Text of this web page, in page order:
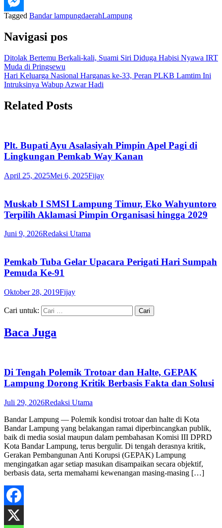
Tagged Bandar lampungdaerahLampung
Navigasi pos
Ditolak Bertemu Berkali-kali, Suami Siri Diduga Habisi Nyawa IRT
Muda di Pringsewu
Hari Keluarga Nasional Harganas ke-33, Peran PLKB Lamtim Ini
Intruksinya Wabup Azwar Hadi
Related Posts
Plt. Bupati Ayu Asalasiyah Pimpin Apel Pagi di
Lingkungan Pemkab Way Kanan
April 25, 2025Mei 6, 2025Fijay
Muskab I SMSI Lampung Timur, Eko Wahyuntoro
Terpilih Aklamasi Pimpin Organisasi hingga 2029
Juni 9, 2026Redaksi Utama
Pemkab Tuba Gelar Upacara Perigati Hari Sumpah
Pemuda Ke-91
Oktober 28, 2019Fijay
Cari untuk:
Baca Juga
Di Tengah Polemik Trotoar dan Halte, GEPAK
Lampung Dorong Kritik Berbasis Fakta dan Solusi
Juli 29, 2026Redaksi Utama
Bandar Lampung — Polemik kondisi trotoar dan halte di Kota
Bandar Lampung yang belakangan ramai diperbincangkan publik,
baik di media sosial maupun dalam pembahasan Komisi III DPRD
Kota Bandar Lampung, terus bergulir. Di tengah derasnya kritik,
Gerakan Pembangunan Anti Korupsi (GEPAK) Lampung
mengingatkan agar setiap masukan disampaikan secara objektif,
berbasis data, serta memahami kewenangan masing-masing […]